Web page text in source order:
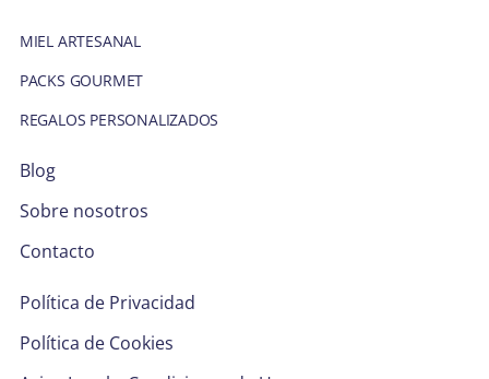
MIEL ARTESANAL
PACKS GOURMET
REGALOS PERSONALIZADOS
Blog
Sobre nosotros
Contacto
Política de Privacidad
Política de Cookies